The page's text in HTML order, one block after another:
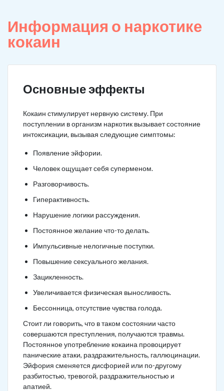
Информация о наркотике
кокаин
Основные эффекты
Кокаин стимулирует нервную систему. При
поступлении в организм наркотик вызывает состояние
интоксикации, вызывая следующие симптомы:
Появление эйфории.
Человек ощущает себя суперменом.
Разговорчивость.
Гиперактивность.
Нарушение логики рассуждения.
Постоянное желание что-то делать.
Импульсивные нелогичные поступки.
Повышение сексуального желания.
Зацикленность.
Увеличивается физическая выносливость.
Бессонница, отсутствие чувства голода.
Стоит ли говорить, что в таком состоянии часто
совершаются преступления, получаются травмы.
Постоянное употребление кокаина провоцирует
панические атаки, раздражительность, галлюцинации.
Эйфория сменяется дисфорией или по-другому
разбитостью, тревогой, раздражительностью и
апатией.